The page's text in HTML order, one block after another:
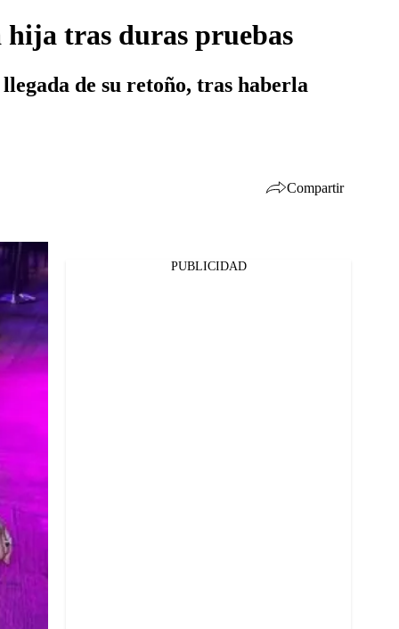
hija tras duras pruebas
de su retoño, tras haberla
Compartir
Facebook
Whatsapp
PUBLICIDAD